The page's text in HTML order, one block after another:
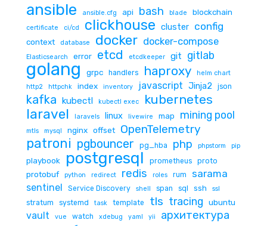
ansible ansible.cfg api bash blade blockchain
certificate ci/cd clickhouse cluster config
context database docker docker-compose
Elasticsearch error etcd etcdkeeper git gitlab
golang grpc handlers haproxy
helm chart
http2
httpchk index inventory javascript Jinja2 json
kafka kubectl kubectl exec kubernetes
laravel laravels linux livewire map mining pool
mtls mysql nginx offset OpenTelemetry
patroni pgbouncer pg_hba php phpstorm pip
playbook postgresql prometheus proto
protobuf python redirect redis roles rum sarama
sentinel Service Discovery shell span sql ssh ssl
stratum systemd task template tls tracing ubuntu
vault vue watch xdebug yaml yii архитектура